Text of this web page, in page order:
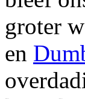
groter
en